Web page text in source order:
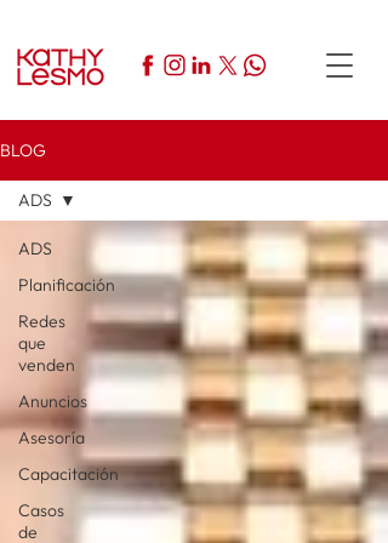
BLOG
ADS
Planificación
Redes
que
venden
Anuncios
Asesoría
Capacitación
Casos
de
ADS